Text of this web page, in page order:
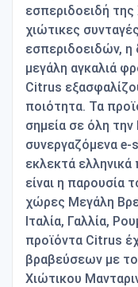
εσπεριδοειδή
χιώτικες
εσπεριδοειδών, η
μεγάλη αγκαλιά
Citrus
ποιότητα. Τα
σημεία σε όλη
συνεργαζόμενα
εκλεκτά ελληνικά
είναι η παρουσία
χώρες Μεγάλη
Ιταλία, Γαλλία,
προϊόντα Citrus
βραβεύσεων με
Χιώτικου